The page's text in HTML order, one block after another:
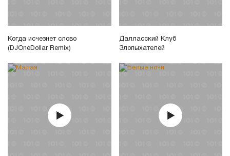
Когда исчезнет слово
(DJOneDollar Remix)
Далласский Клуб
Злопыхателей